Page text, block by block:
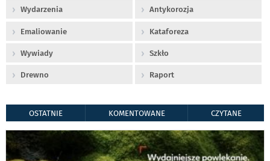
Wydarzenia Antykorozja
Emaliowanie Kataforeza
Wywiady Szkło
Drewno Raport
OSTATNIE KOMENTOWANE CZYTANE